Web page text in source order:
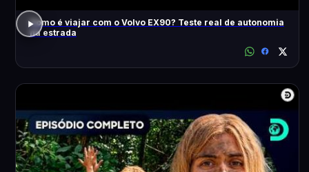
Como é viajar com o Volvo EX90? Teste real de autonomia
na estrada